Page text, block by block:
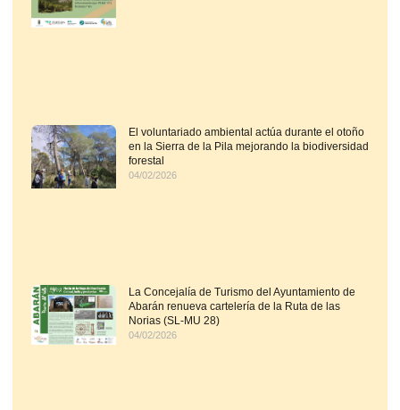
El voluntariado ambiental actúa durante el otoño
en la Sierra de la Pila mejorando la biodiversidad
forestal
04/02/2026
La Concejalía de Turismo del Ayuntamiento de
Abarán renueva cartelería de la Ruta de las
Norias (SL-MU 28)
04/02/2026